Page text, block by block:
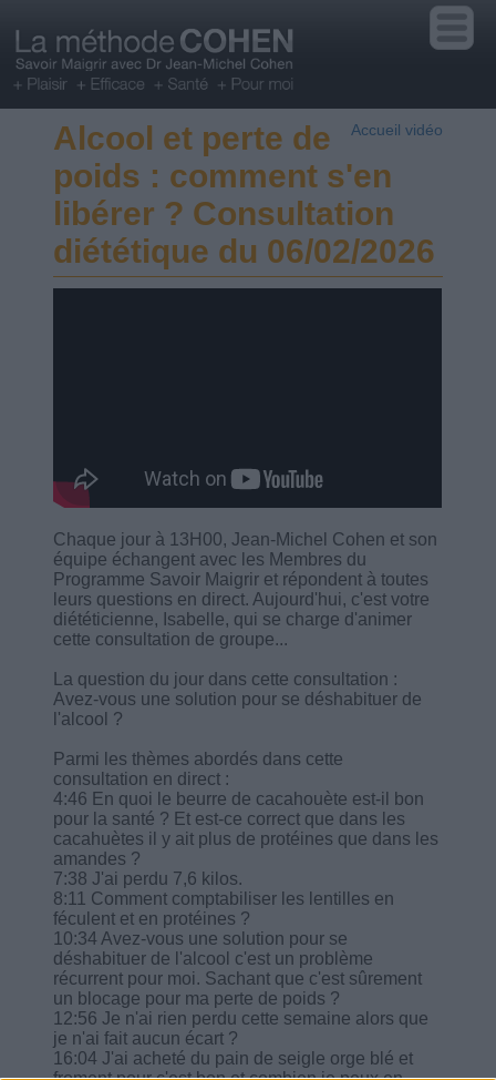
Accueil vidéo
Alcool et perte de
poids : comment s'en
libérer ? Consultation
diététique du 06/02/2026
Chaque jour à 13H00, Jean-Michel Cohen et son
équipe échangent avec les Membres du
Programme Savoir Maigrir et répondent à toutes
leurs questions en direct. Aujourd'hui, c'est votre
diététicienne, Isabelle, qui se charge d'animer
cette consultation de groupe...
La question du jour dans cette consultation :
Avez-vous une solution pour se déshabituer de
l'alcool ?
Parmi les thèmes abordés dans cette
consultation en direct :
4:46 En quoi le beurre de cacahouète est-il bon
pour la santé ? Et est-ce correct que dans les
cacahuètes il y ait plus de protéines que dans les
amandes ?
7:38 J'ai perdu 7,6 kilos.
8:11 Comment comptabiliser les lentilles en
féculent et en protéines ?
10:34 Avez-vous une solution pour se
déshabituer de l'alcool c'est un problème
récurrent pour moi. Sachant que c'est sûrement
un blocage pour ma perte de poids ?
12:56 Je n'ai rien perdu cette semaine alors que
je n'ai fait aucun écart ?
16:04 J'ai acheté du pain de seigle orge blé et